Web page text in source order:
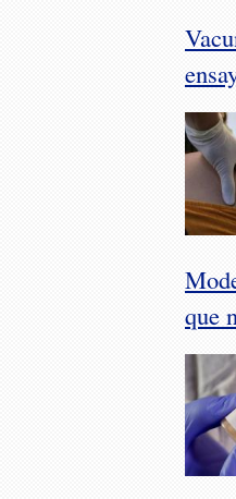
que